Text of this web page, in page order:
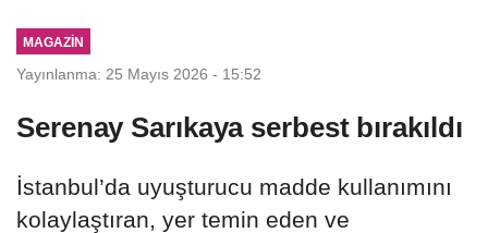
MAGAZIN
Yayınlanma: 25 Mayıs 2026 - 15:52
Serenay Sarıkaya serbest bırakıldı
İstanbul’da uyuşturucu madde kullanımını
kolaylaştıran, yer temin eden ve